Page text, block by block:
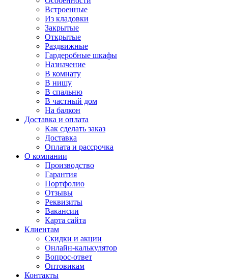
Встроенные
Из кладовки
Закрытые
Открытые
Раздвижные
Гардеробные шкафы
Назначение
В комнату
В нишу
В спальню
В частный дом
На балкон
Доставка и оплата
Как сделать заказ
Доставка
Оплата и рассрочка
О компании
Производство
Гарантия
Портфолио
Отзывы
Реквизиты
Вакансии
Карта сайта
Клиентам
Скидки и акции
Онлайн-калькулятор
Вопрос-ответ
Оптовикам
Контакты